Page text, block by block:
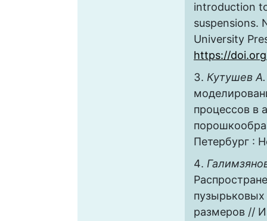
introduction
suspensions.
University
https://
Кутушев А.
процессов в
Петербург :
пузырьковых
размеров //